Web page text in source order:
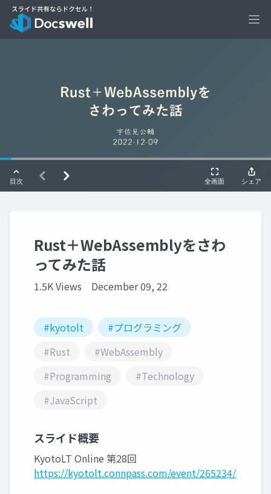
Rust＋WebAssemblyをさわ
ってみた話
1.5K Views December 09, 22
#kyotolt
#プログラミング
#Rust
#WebAssembly
#Programming
#Technology
#JavaScript
スライド概要
KyotoLT Online 第28回
https://kyotolt.connpass.com/event/265234/